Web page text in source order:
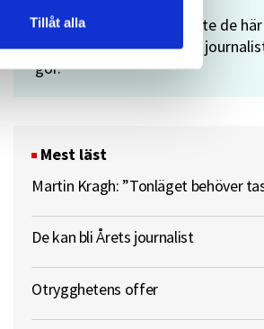
Tillåt alla
Malin Crona:
Följer du inte de
budorden? Då är det inte
gör.
Mest läst
Martin Kragh: ”Tonläget behöver
De kan bli Årets journalist
Otrygghetens offer